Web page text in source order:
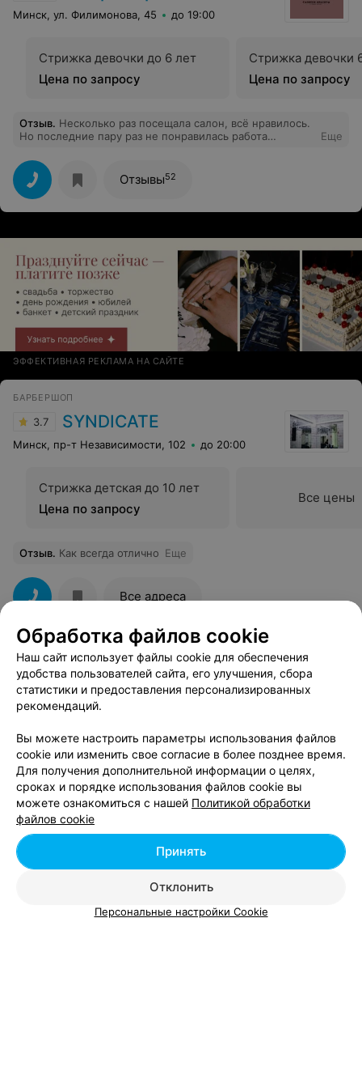
Минск, ул. Филимонова, 45 до 19:00
Стрижка девочки до 6 лет
Цена по запросу
Стрижка девочки
Цена по запросу
Отзыв. Несколько раз посещала салон, всё нравилось.
Но последние пару раз не понравилась работа
приходила, оказывалось, что запись на другое время.
Последний раз администратор даже нахамила,
навстречу не пошла! Больше не пойду, не хочется
тратить время и портить себе настроение!
Еще
Отзывы52
ЭФФЕКТИВНАЯ РЕКЛАМА НА САЙТЕ
БАРБЕРШОП
3.7 SYNDICATE
Минск, пр-т Независимости, 102 до 20:00
Стрижка детская до 10 лет
Цена по запросу
Все цены
Отзыв. Как всегда отлично Еще
Все адреса
Смотрите также
Минске
Укладка волос возле метро Московская в
Минске
Парикмахерские у метро Московская
Обработка файлов cookie
Наш сайт использует файлы cookie для обеспечения
удобства пользователей сайта, его улучшения, сбора
статистики и предоставления персонализированных
рекомендаций.
Вы можете настроить параметры использования файлов
cookie или изменить свое согласие в более позднее время.
Для получения дополнительной информации о целях,
сроках и порядке использования файлов cookie вы
можете ознакомиться с нашей Политикой обработки
файлов cookie
Отклонить
Принять
Персональные настройки Cookie